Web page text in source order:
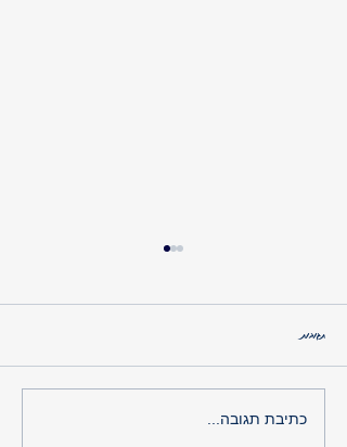
תגובות
כתיבת תגובה...